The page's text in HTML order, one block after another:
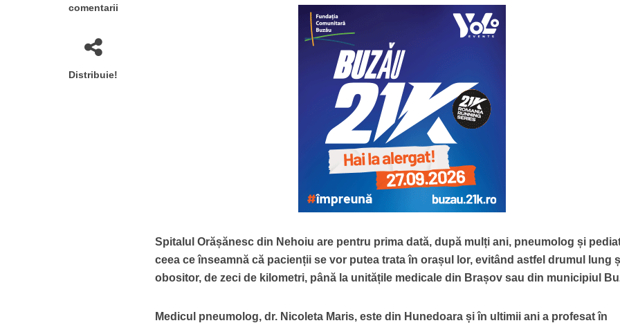
comentarii
Distribuie!
Spitalul Orășănesc din Nehoiu are pentru prima dată, după mulți ani, pneumolog și
ceea ce înseamnă că pacienții se vor putea trata în orașul lor, evitând astfel drumul lung
obositor, de zeci de kilometri, până la unitățile medicale din Brașov sau din municipiul
Medicul pneumolog, dr. Nicoleta Maris, este din Hunedoara și în ultimii ani a profesat în